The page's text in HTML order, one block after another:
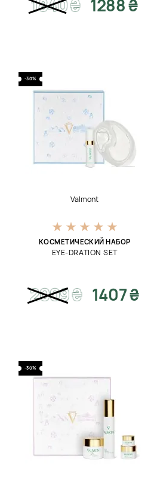
1840₴ 1288 ₴
-30%
Valmont
КОСМЕТИЧЕСКИЙ НАБОР
EYE-DRATION SET
2009₴ 1407 ₴
-30%